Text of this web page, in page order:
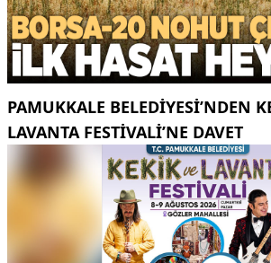
PAMUKKALE BELEDIYESI’NDEN
LAVANTA FESTIVALI’NE DAVET